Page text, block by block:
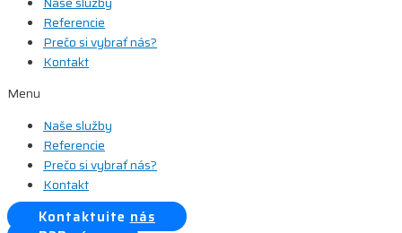
Referencie
Prečo si vybrať nás?
Kontakt
Menu
Naše služby
Referencie
Prečo si vybrať nás?
Kontakt
Kontaktujte nás